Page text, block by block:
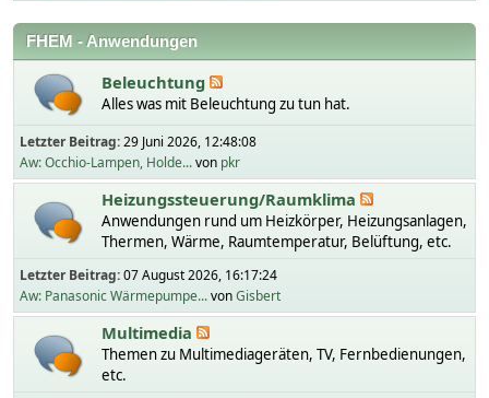
FHEM - Anwendungen
Beleuchtung
Alles was mit Beleuchtung zu tun hat.
Letzter Beitrag:29 Juni 2026, 12:48:08
Aw: Occhio-Lampen, Holde...von pkr
Heizungssteuerung/Raumklima
Anwendungen rund um Heizkörper, Heizungsanlagen,
Thermen, Wärme, Raumtemperatur, Belüftung, etc.
Letzter Beitrag:07 August 2026, 16:17:24
Aw: Panasonic Wärmepumpe...vonGisbert
Multimedia
Themen zu Multimediageräten, TV, Fernbedienungen,
etc.